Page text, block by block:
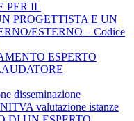
PER IL
PROGETTISTA E UN
ESTERNO – Codice
ESPERTO
disseminazione
valutazione istanze